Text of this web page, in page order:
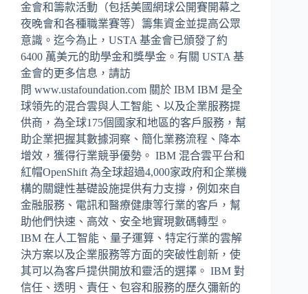
金會和籌款活動（包括美國網球公開賽開幕之
夜晚會和各種職業賽等）籌集資金並提高公眾
意識。迄今為止，USTA 基金會已頒發了約
6400 萬美元的助學金和獎學金。有關 USTA 基
金會的更多信息，請訪
問 www.ustafoundation.com 關於 IBM IBM 是全
球領先的混合雲與人工智能、以及企業服務提
供商，為全球175個國家和地區的客戶服務，幫
助企業把握其數據洞察、簡化業務流程、降本
增效，獲得行業競爭優勢。 IBM 混合雲平台和
紅帽OpenShift 為全球超過4,000家政府和企業機
構的關鍵性基礎設施提供有力支撐，例如來自
金融服務、電訊和醫療健康等行業的客戶，幫
助他們快速、高效、安全地實現數碼轉型。
IBM 在人工智能、量子運算、特定行業的雲解
決方案以及企業服務等方面的突破性創新，使
其可以為客戶提供開放和靈活的選擇。 IBM 對
信任、透明、責任、包容和服務的歷久彌新的